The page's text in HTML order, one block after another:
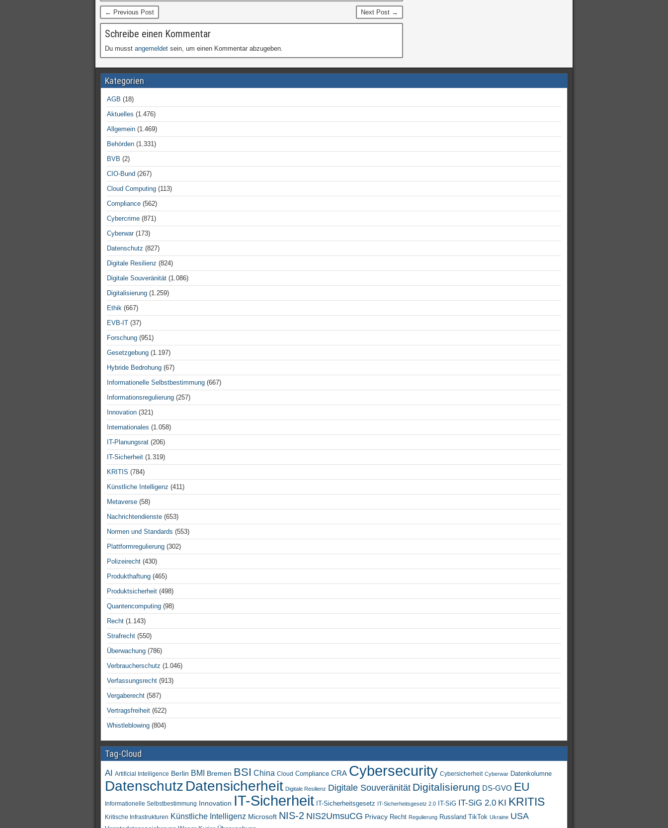
← Previous Post Next Post →
Schreibe einen Kommentar
Du musst angemeldet sein, um einen Kommentar abzugeben.
Kategorien
AGB (18)
Aktuelles (1.476)
Allgemein (1.469)
Behörden (1.331)
BVB (2)
CIO-Bund (267)
Cloud Computing (113)
Compliance (562)
Cybercrime (871)
Cyberwar(173)
Datenschutz (827)
Digitale Resilienz (824)
Digitale Souveränität (1.086)
Digitalisierung (1.259)
Ethik (667)
EVB-IT (37)
Forschung (951)
Gesetzgebung (1.197)
Hybride Bedrohung (67)
Informationelle Selbstbestimmung (667)
Informationsregulierung (257)
Innovation (321)
Internationales (1.058)
IT-Planungsrat (206)
IT-Sicherheit (1.319)
KRITIS (784)
Künstliche Intelligenz (411)
Metaverse (58)
Nachrichtendienste (653)
Normen und Standards (553)
Plattformregulierung (302)
Polizeirecht (430)
Produkthaftung (465)
Produktsicherheit (498)
Quantencomputing (98)
Recht (1.143)
Strafrecht (550)
Überwachung (786)
Verbraucherschutz (1.046)
Verfassungsrecht (913)
Vergaberecht (587)
Vertragsfreiheit (622)
Whistleblowing (804)
Tag-Cloud
AI Artificial Intelligence Berlin BMI Bremen BSI China Cloud Compliance CRA Cybersecurity Cybersicherheit Cyberwar Datenkolumne
Datenschutz Datensicherheit Digitale Resilienz Digitale Souveränität Digitalisierung DS-GVO EU
Informationelle Selbstbestimmung Innovation IT-Sicherheit IT-Sicherheitsgesetz IT-Sicherheitsgesetz 2.0 IT-SiG IT-SiG 2.0 KI KRITIS
Kritische Infrastrukturen Künstliche Intelligenz Microsoft NIS-2 NIS2UmsuCG Privacy Recht Regulierung Russland TikTok Ukraine USA